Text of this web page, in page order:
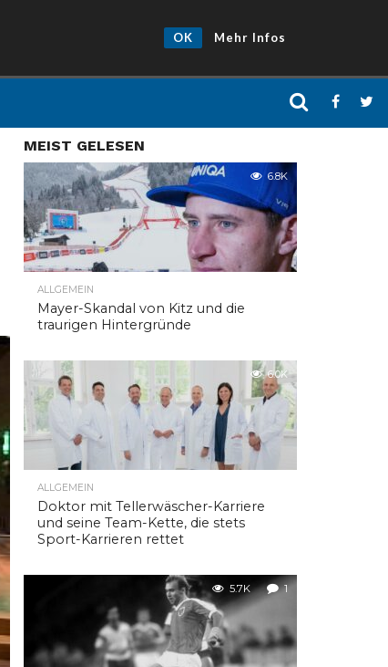
OK Mehr Infos
MEIST GELESEN
6.8K
ALLGEMEIN
Mayer-Skandal von Kitz und die
traurigen Hintergründe
6.0K
ALLGEMEIN
Doktor mit Tellerwäscher-Karriere
und seine Team-Kette, die stets
Sport-Karrieren rettet
5.7K 1